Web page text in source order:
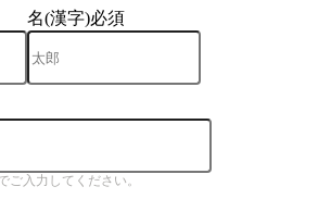
名(漢字)必須
入力してください。